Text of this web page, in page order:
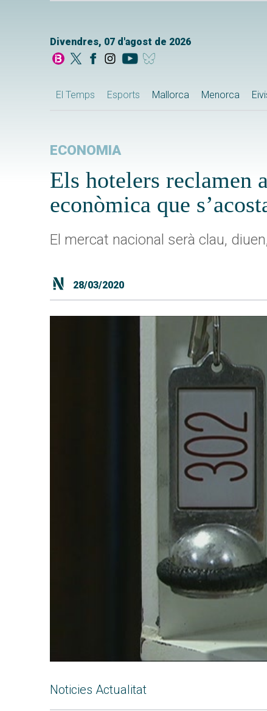
Divendres, 07 d'agost de 2026
El Temps Esports Mallorca Menorca
ECONOMIA
Els hotelers reclamen
econòmica que
El mercat nacional serà clau,
28/03/2020
Noticies Actualitat